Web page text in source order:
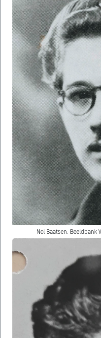
Nol Baatsen. Beeldbank